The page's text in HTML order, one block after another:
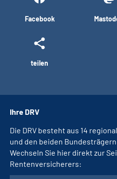
Facebook
teilen
Ihre DRV
Die DRV besteht aus 14
und den beiden Bundesträgern
Wechseln Sie hier direkt zur
Rentenversicherers: